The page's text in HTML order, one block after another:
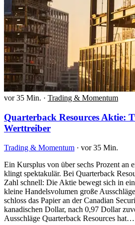
vor 35 Min. · Trading & Momentum
Quarterback Resources Aktie:
Werttreiber
Trading & Momentum · vor 35 Min.
Ein Kursplus von über sechs Prozent an
klingt spektakulär. Bei Quarterback
Zahl schnell: Die Aktie bewegt sich in
kleine Handelsvolumen große
schloss das Papier an der Canadian
kanadischen Dollar, nach 0,97 Dollar
Ausschläge Quarterback Resources hat…